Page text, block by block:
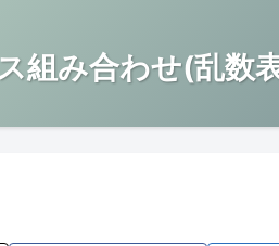
組み合わせ(乱数